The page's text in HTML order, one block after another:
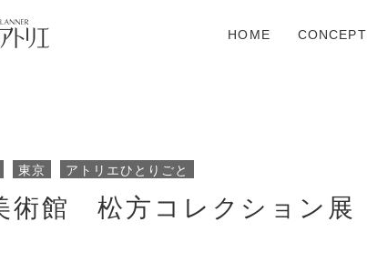
HOME CONCEPT
東京 アトリエひとりごと
術館 松方コレクション展